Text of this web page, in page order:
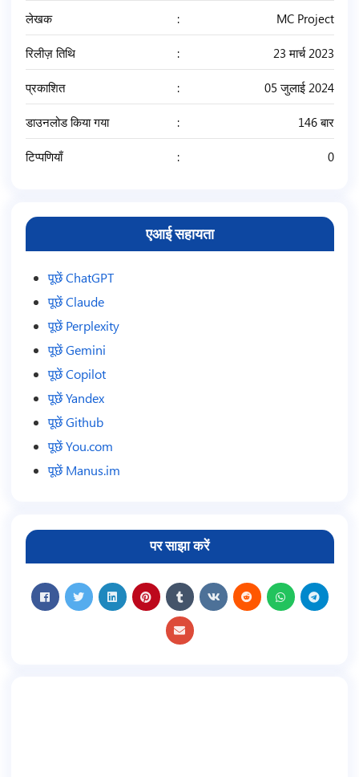
लेखक MC Project
रिलीज़ तिथि 23 मार्च 2023
प्रकाशित 05 जुलाई 2024
डाउनलोड किया गया 146 बार
टिप्पणियाँ 0
एआई सहायता
पूछें ChatGPT
पूछें Claude
पूछें Perplexity
पूछें Gemini
पूछें Copilot
पूछें Yandex
पूछें Github
पूछें You.com
पूछें Manus.im
पर साझा करें